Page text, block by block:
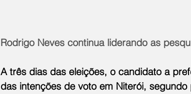
Rodrigo Neves continua liderando as
A três dias das eleições, o candidato a
das intenções de voto em Niterói,